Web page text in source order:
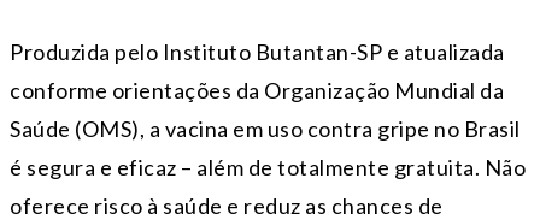
Produzida pelo Instituto Butantan-SP e atualizada
conforme orientações da Organização Mundial da
Saúde (OMS), a vacina em uso contra gripe no Brasil
é segura e eficaz – além de totalmente gratuita. Não
oferece risco à saúde e reduz as chances de